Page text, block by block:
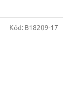
Kód: B18209-17